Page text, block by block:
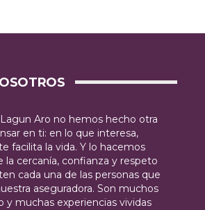
Aro no hemos hecho otra
en ti: en lo que interesa,
facilita la vida. Y lo hacemos
la cercanía, confianza y respeto
cada una de las personas que
aseguradora. Son muchos
y muchas experiencias vividas